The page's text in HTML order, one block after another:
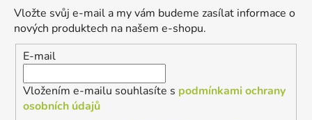
Vložte svůj e-mail a my vám budeme zasílat informace o
nových produktech na našem e-shopu.
E-mail
Vložením e-mailu souhlasíte s podmínkami ochrany
osobních údajů